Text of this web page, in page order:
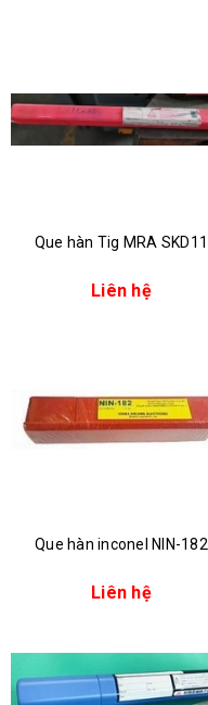
Que hàn Tig MRA SKD11
Liên hệ
Que hàn inconel NIN-182
Liên hệ